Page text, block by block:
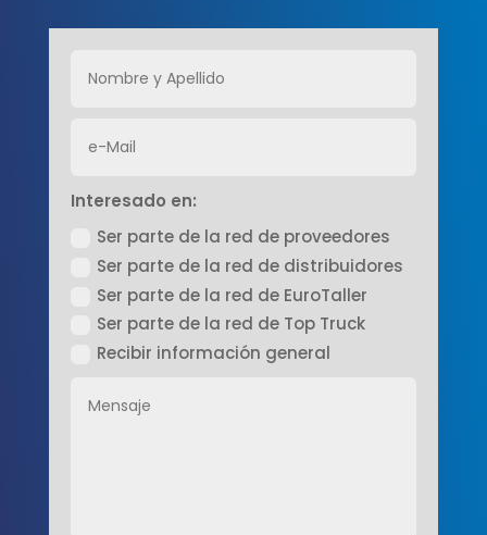
Interesado en:
Ser parte de la red de proveedores
Ser parte de la red de distribuidores
Ser parte de la red de EuroTaller
Ser parte de la red de Top Truck
Recibir información general